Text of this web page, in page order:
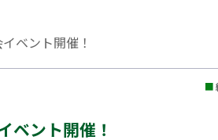
ベント開催！
ベント開催！